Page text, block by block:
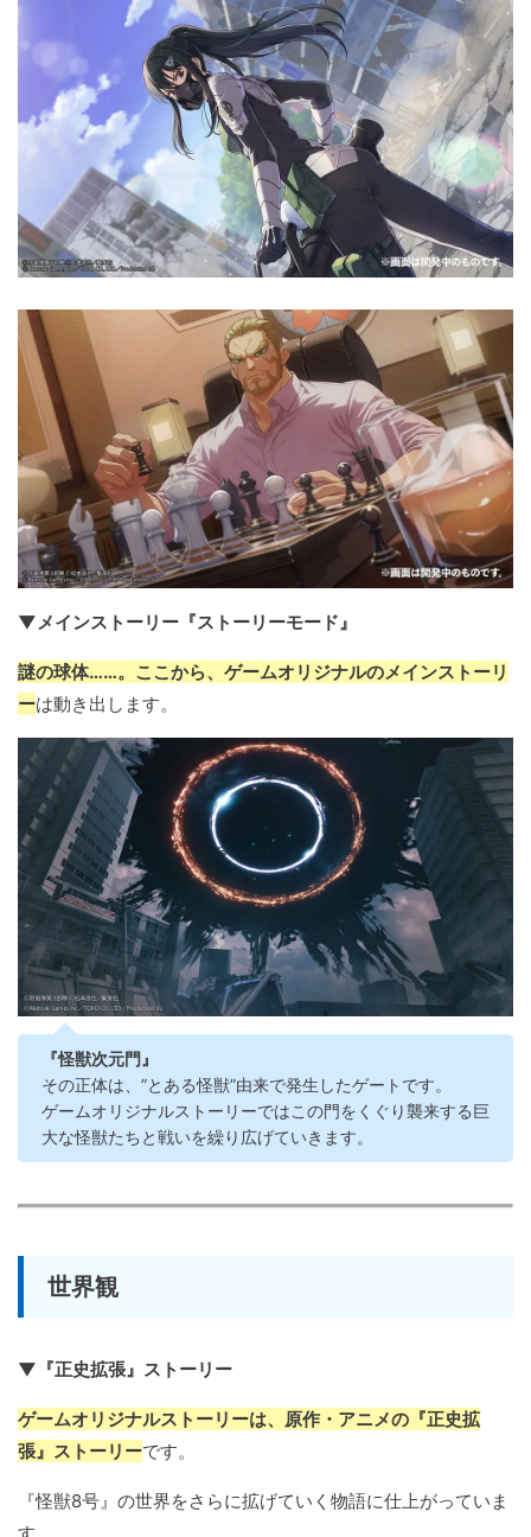
▼メインストーリー『ストーリーモード』
謎の球体……。ここから、ゲームオリジナルのメインストーリ
ーは動き出します。
『怪獣次元門』
その正体は、”とある怪獣”由来で発生したゲートです。
ゲームオリジナルストーリーではこの門をくぐり襲来する巨
大な怪獣たちと戦いを繰り広げていきます。
世界観
▼『正史拡張』ストーリー
ゲームオリジナルストーリーは、原作・アニメの『正史拡
張』ストーリーです。
『怪獣8号』の世界をさらに拡げていく物語に仕上がっていま